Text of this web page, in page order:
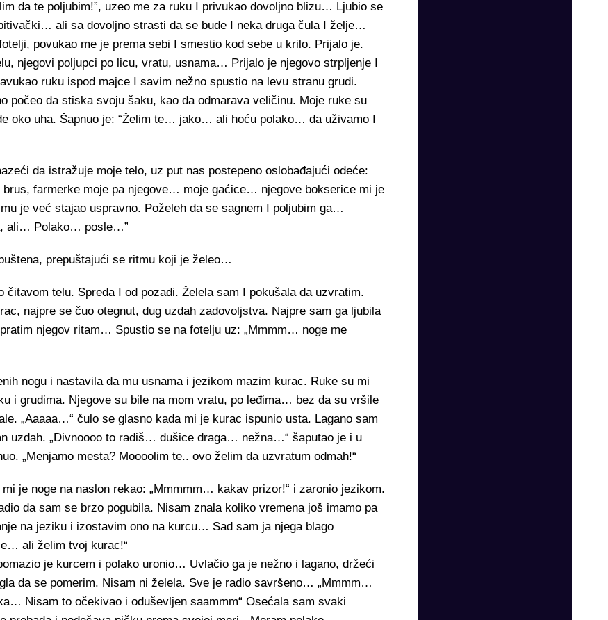
da te poljubim!”, uzeo me za ruku I privukao dovoljno blizu… Ljubio se
ali sa dovoljno strasti da se bude I neka druga čula I želje…
povukao me je prema sebi I smestio kod sebe u krilo. Prijalo je.
njegovi poljupci po licu, vratu, usnama… Prijalo je njegovo strpljenje I
ruku ispod majce I savim nežno spustio na levu stranu grudi.
počeo da stiska svoju šaku, kao da odmarava veličinu. Moje ruke su
oko uha. Šapnuo je: “Želim te… jako… ali hoću polako… da uživamo I
da istražuje moje telo, uz put nas postepeno oslobađajući odeće:
farmerke moje pa njegove… moje gaćice… njegove bokserice mi je
je već stajao uspravno. Poželeh da se sagnem I poljubim ga…
ali… Polako… posle…”
prepuštajući se ritmu koji je želeo…
čitavom telu. Spreda I od pozadi. Želela sam I pokušala da uzvratim.
najpre se čuo otegnut, dug uzdah zadovoljstva. Najpre sam ga ljubila
njegov ritam… Spustio se na fotelju uz: „Mmmm… noge me
nogu i nastavila da mu usnama i jezikom mazim kurac. Ruke su mi
i grudima. Njegove su bile na mom vratu, po leđima… bez da su vršile
„Aaaaa…“ čulo se glasno kada mi je kurac ispunio usta. Lagano sam
uzdah. „Divnoooo to radiš… dušice draga… nežna…“ šaputao je i u
„Menjamo mesta? Moooolim te.. ovo želim da uzvratum odmah!“
je noge na naslon rekao: „Mmmmm… kakav prizor!“ i zaronio jezikom.
da sam se brzo pogubila. Nisam znala koliko vremena još imamo pa
na jeziku i izostavim ono na kurcu… Sad sam ja njega blago
ali želim tvoj kurac!“
je kurcem i polako uronio… Uvlačio ga je nežno i lagano, držeći
da se pomerim. Nisam ni želela. Sve je radio savršeno… „Mmmm…
Nisam to očekivao i oduševljen saammm“ Osećala sam svaki